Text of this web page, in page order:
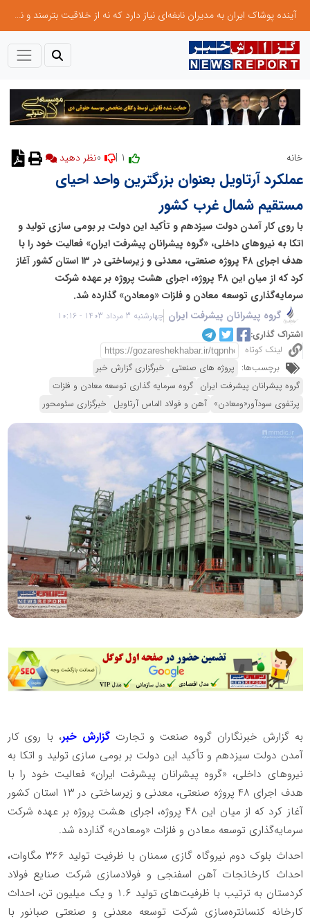
آینده پوشاک ایران به مدیران نابغه‌ای نیاز دارد که نه از خلاقیت بترسند و نه بروکراسی
خانه نظر دهید
عملکرد آرتاویل بعنوان بزرگترین واحد احیای
مستقیم شمال غرب کشور
با روی کار آمدن دولت سیزدهم و تأکید این دولت بر بومی سازی تولید و
اتکا به نیروهای داخلی، «گروه پیشرانان پیشرفت ایران» فعالیت خود را با
هدف اجرای ۴۸ پروژه صنعتی، معدنی و زیرساختی در ۱۳ استان کشور آغاز
کرد که از میان این ۴۸ پروژه، اجرای هشت پروژه‌ بر عهده شرکت
سرمایه‌گذاری توسعه معادن و فلزات «ومعادن» گذارده شد.
گروه پیشرانان پیشرفت ایران چهارشنبه 3 مرداد 1403 - 10:16
اشتراک گذاری:
لینک کوتاه
برچسب‌ها: پروژه های صنعتی خبرگزاری گزارش خبر
گروه پیشرانان پیشرفت ایران گروه سرمایه گذاری توسعه معادن و فلزات
پرتفوی سودآور«ومعادن» آهن و فولاد الماس آرتاویل خبرگزاری سئومحور
به گزارش خبرنگاران گروه صنعت و تجارتگزارش خبر، با روی کار
آمدن دولت سیزدهم و تأکید این دولت بر بومی سازی تولید و اتکا به
نیروهای داخلی، «گروه پیشرانان پیشرفت ایران» فعالیت خود را با
هدف اجرای ۴۸ پروژه صنعتی، معدنی و زیرساختی در ۱۳ استان کشور
آغاز کرد که از میان این ۴۸ پروژه، اجرای هشت پروژه‌ بر عهده شرکت
سرمایه‌گذاری توسعه معادن و فلزات «ومعادن» گذارده شد.
احداث بلوک دوم نیروگاه گازی سمنان با ظرفیت تولید ۳۶۶ مگاوات،
احداث کارخانجات آهن اسفنجی و فولادسازی شرکت صنایع فولاد
کردستان به ترتیب با ظرفیت‌های تولید ۱.۶ و یک میلیون تن، احداث
کارخانه کنسانتره‌‌سازی شرکت توسعه معدنی و صنعتی صبانور با